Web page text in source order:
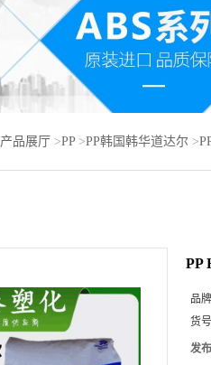
产品展厅 >PP >PP韩国韩华道达尔 >
PP
品牌
货号
发